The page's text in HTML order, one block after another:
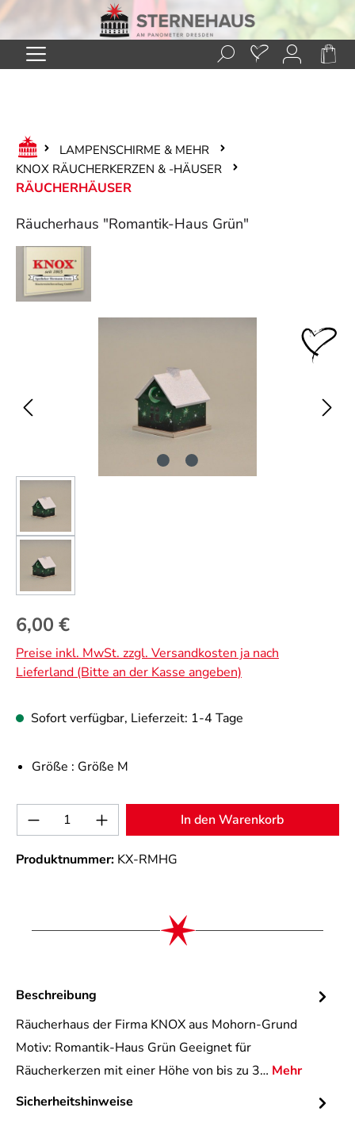
Zum Hauptinhalt springen
LAMPENSCHIRME & MEHR
KNOX RÄUCHERKERZEN & -HÄUSER
RÄUCHERHÄUSER
Räucherhaus "Romantik-Haus Grün"
Regulärer Preis:
6,00 €
Preise inkl. MwSt. zzgl. Versandkosten ja nach
Lieferland (Bitte an der Kasse angeben)
Sofort verfügbar, Lieferzeit: 1-4 Tage
Größe : Größe M
Produkt Anzahl: Gib den gewünschten
In den Warenkorb
Produktnummer: KX-RMHG
Beschreibung
Räucherhaus der Firma KNOX aus Mohorn-Grund
Motiv: Romantik-Haus Grün Geeignet für
Räucherkerzen mit einer Höhe von bis zu 3… Mehr
Sicherheitshinweise